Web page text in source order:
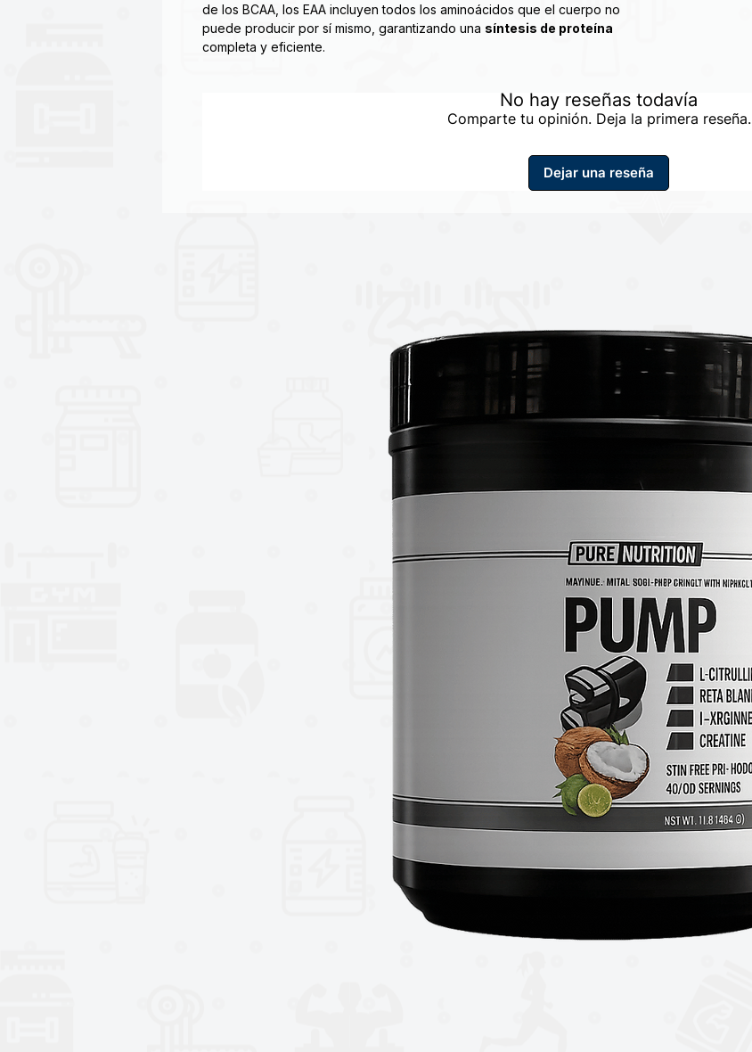
de los BCAA, los EAA incluyen todos los aminoácidos que el cuerpo no
puede producir por sí mismo, garantizando una síntesis de proteína
completa y eficiente.
rendimiento, la energía y los cortes durante las actividades. La
incomparable fórmula EAA HARDCORE™ está impulsada por aminoácidos
para la recuperación, L-arginina para bombas, y cuenta con una matriz de
corte diseñada para soportar el aumento de energía, pérdida de peso y
No hay reseñas todavía
Comparte tu opinión. Deja la primera reseña.
Dejar una reseña